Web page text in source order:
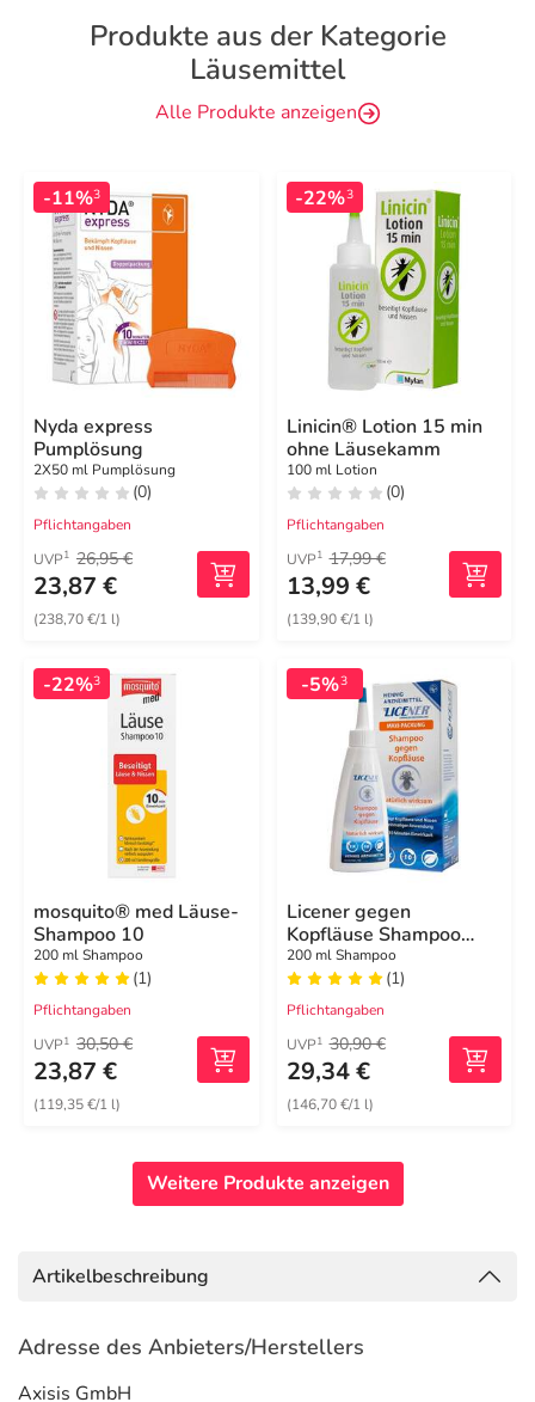
Produkte aus der Kategorie
Läusemittel
Alle Produkte anzeigen
-11%3
Nyda express
Pumplösung
2X50 ml Pumplösung
(0)
Pflichtangaben
UVP1 26,95 €
23,87 €
(238,70 €/1 l)
-22%3
Linicin® Lotion 15 min
ohne Läusekamm
100 ml Lotion
(0)
Pflichtangaben
UVP1 17,99 €
13,99 €
(139,90 €/1 l)
-22%3
mosquito® med Läuse-
Shampoo 10
200 ml Shampoo
(1)
Pflichtangaben
UVP1 30,50 €
23,87 €
(119,35 €/1 l)
-5%3
Licener gegen
Kopfläuse Shampoo
Maxi-Packung
200 ml Shampoo
(1)
Pflichtangaben
UVP1 30,90 €
29,34 €
(146,70 €/1 l)
Weitere Produkte anzeigen
Artikelbeschreibung
Adresse des Anbieters/Herstellers
Axisis GmbH